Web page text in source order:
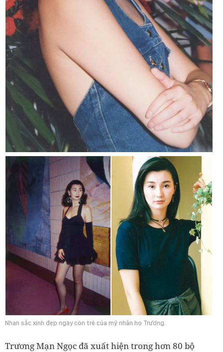
Nhan sắc xinh đẹp ngày còn trẻ của mỹ nhân họ Trương.
Trương Mạn Ngọc đã xuất hiện trong hơn 80 bộ